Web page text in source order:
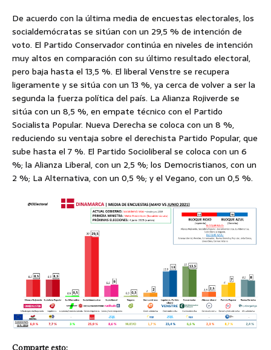
De acuerdo con la última media de encuestas electorales, los
socialdemócratas se sitúan con un 29,5 % de intención de
voto. El Partido Conservador continúa en niveles de intención
muy altos en comparación con su último resultado electoral,
pero baja hasta el 13,5 %. El liberal Venstre se recupera
ligeramente y se sitúa con un 13 %, ya cerca de volver a ser la
segunda la fuerza política del país. La Alianza Rojiverde se
sitúa con un 8,5 %, en empate técnico con el Partido
Socialista Popular. Nueva Derecha se coloca con un 8 %,
reduciendo su ventaja sobre el derechista Partido Popular, que
sube hasta el 7 %. El Partido Socioliberal se coloca con un 6
%; la Alianza Liberal, con un 2,5 %; los Democristianos, con un
2 %; La Alternativa, con un 0,5 %; y el Vegano, con un 0,5 %.
Comparte esto: